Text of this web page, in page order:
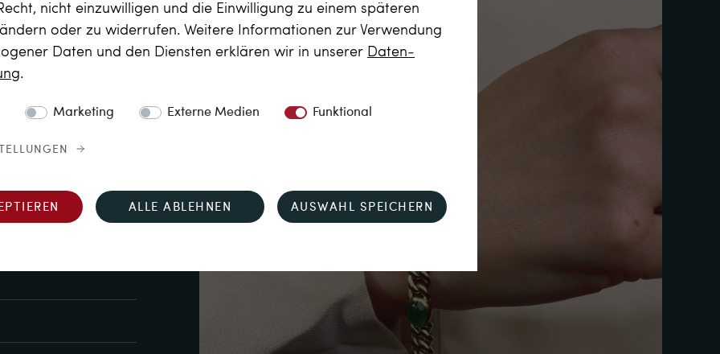
ihre Grundformen
hat sich im
zus. ca.
9,07 x 6,87 x 4,32
von
Schild auf dem
nicht einzuwilligen und die Einwilligung zu einem späteren
oder zu widerrufen. Weitere Informationen zur Verwendung
Daten und den Diensten erklären wir in unserer Daten­
.
Marketing Externe Medien Funktional
ALLE ABLEHNEN AUSWAHL SPEICHERN